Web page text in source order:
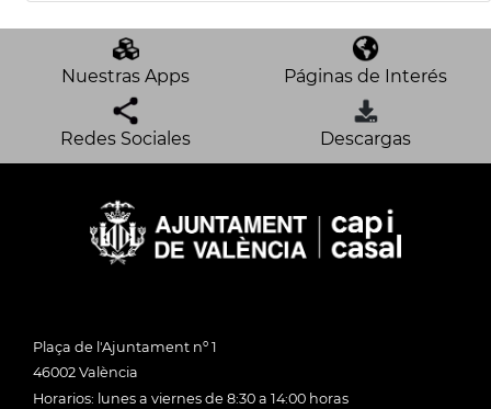
Nuestras Apps Páginas de Interés
Redes Sociales Descargas
Plaça de l'Ajuntament nº 1
46002 València
Horarios: lunes a viernes de 8:30 a 14:00 horas